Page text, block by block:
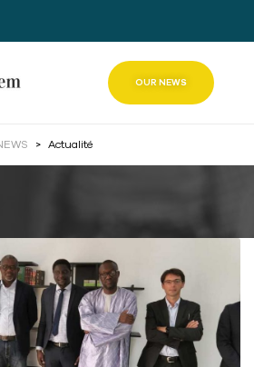
OUR NEWS
> Actualité